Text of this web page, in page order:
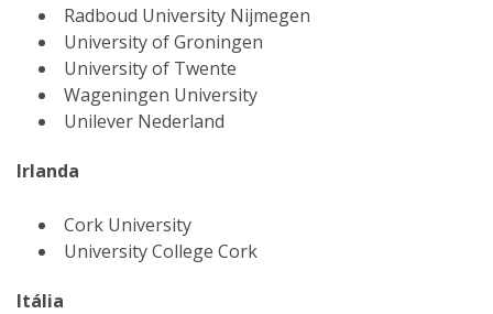
Radboud University Nijmegen
University of Groningen
University of Twente
Wageningen University
Unilever Nederland
Irlanda
Cork University
University College Cork
Itália